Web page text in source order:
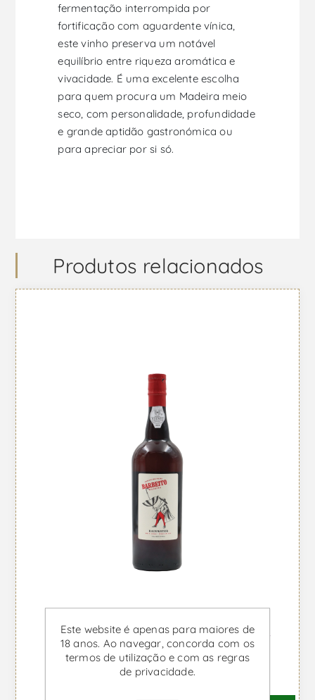
fermentação interrompida por
fortificação com aguardente vínica,
este vinho preserva um notável
equilíbrio entre riqueza aromática e
vivacidade. É uma excelente escolha
para quem procura um Madeira meio
seco, com personalidade, profundidade
e grande aptidão gastronómica ou
para apreciar por si só.
Produtos relacionados
Barbeito Rainwater Meio Seco -
Vinho da Madeira
Desde €13,60 IVA incl.
Este website é apenas para maiores de
18 anos. Ao navegar, concorda com os
termos de utilização e com as regras
de privacidade.